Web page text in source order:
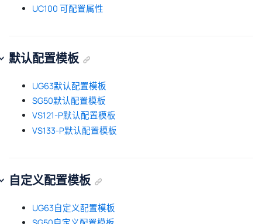
UC100 可配置属性
默认配置模板
UG63默认配置模板
SG50默认配置模板
VS121-P默认配置模板
VS133-P默认配置模板
自定义配置模板
UG63自定义配置模板